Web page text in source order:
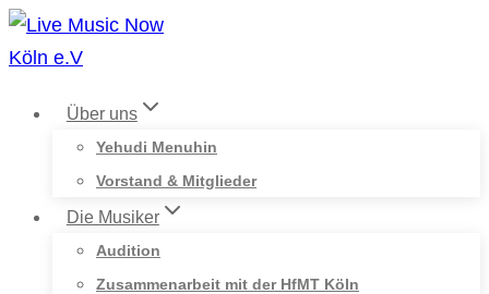
Zum
Inhalt
Über uns
Yehudi Menuhin
Vorstand & Mitglieder
Die Musiker
Audition
Zusammenarbeit mit der HfMT Köln